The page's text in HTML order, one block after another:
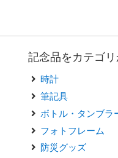
記念品をカテゴ
時計
筆記具
ボトル・タンブラ
フォトフレーム
防災グッズ